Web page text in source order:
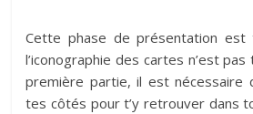
Cette phase de présentation
l’iconographie des cartes n’est
première partie, il est nécessaire
tes côtés pour t’y retrouver dans